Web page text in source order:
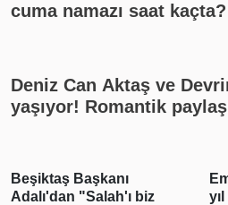
cuma namazı saat
Deniz Can Aktaş ve
yaşıyor! Romantik
Beşiktaş Başkanı
Adalı'dan "Salah'ı biz